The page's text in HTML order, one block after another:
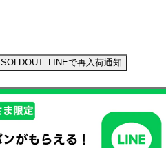
SOLDOUT: LINEで再入荷通知